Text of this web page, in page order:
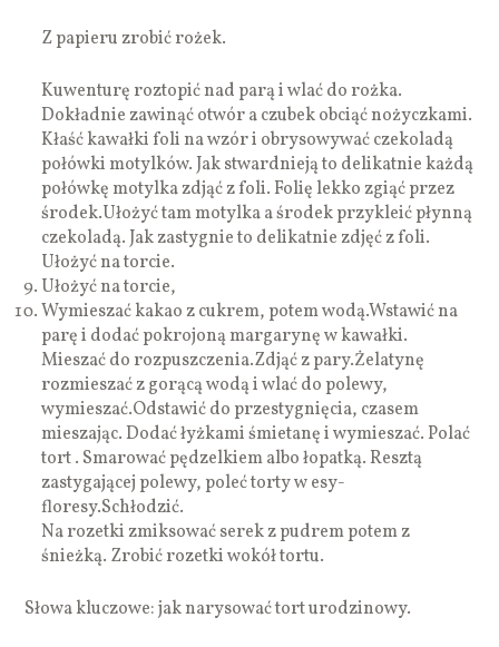
Z papieru zrobić rożek.
Kuwenturę roztopić nad parą i wlać do rożka.
Dokładnie zawinąć otwór a czubek obciąć nożyczkami.
Kłaść kawałki foli na wzór i obrysowywać czekoladą
połówki motylków. Jak stwardnieją to delikatnie każdą
połówkę motylka zdjąć z foli. Folię lekko zgiąć przez
środek.Ułożyć tam motylka a środek przykleić płynną
czekoladą. Jak zastygnie to delikatnie zdjęć z foli.
Ułożyć na torcie.
Ułożyć na torcie,
Wymieszać kakao z cukrem, potem wodą.Wstawić na
parę i dodać pokrojoną margarynę w kawałki.
Mieszać do rozpuszczenia.Zdjąć z pary.Żelatynę
rozmieszać z gorącą wodą i wlać do polewy,
wymieszać.Odstawić do przestygnięcia, czasem
mieszając. Dodać łyżkami śmietanę i wymieszać. Polać
tort . Smarować pędzelkiem albo łopatką. Resztą
zastygającej polewy, poleć torty w esy-
floresy.Schłodzić.
Na rozetki zmiksować serek z pudrem potem z
śnieżką. Zrobić rozetki wokół tortu.
Słowa kluczowe: jak narysować tort urodzinowy.